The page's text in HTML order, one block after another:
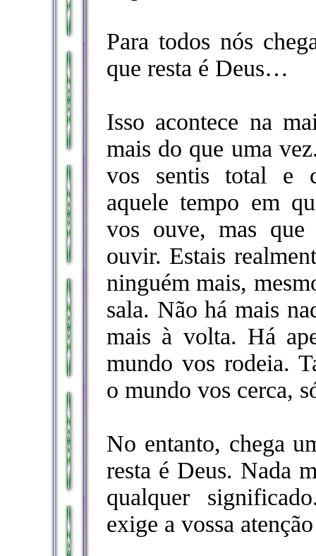
Para todos nós
que resta é Deus…
Isso acontece na
mais do que uma
vos sentis total e
aquele tempo em
vos ouve, mas
ouvir. Estais
ninguém mais,
sala. Não há mais
mais à volta. Há
mundo vos rodeia.
o mundo vos cerca,
No entanto, chega
resta é Deus. Nada
qualquer
exige a vossa